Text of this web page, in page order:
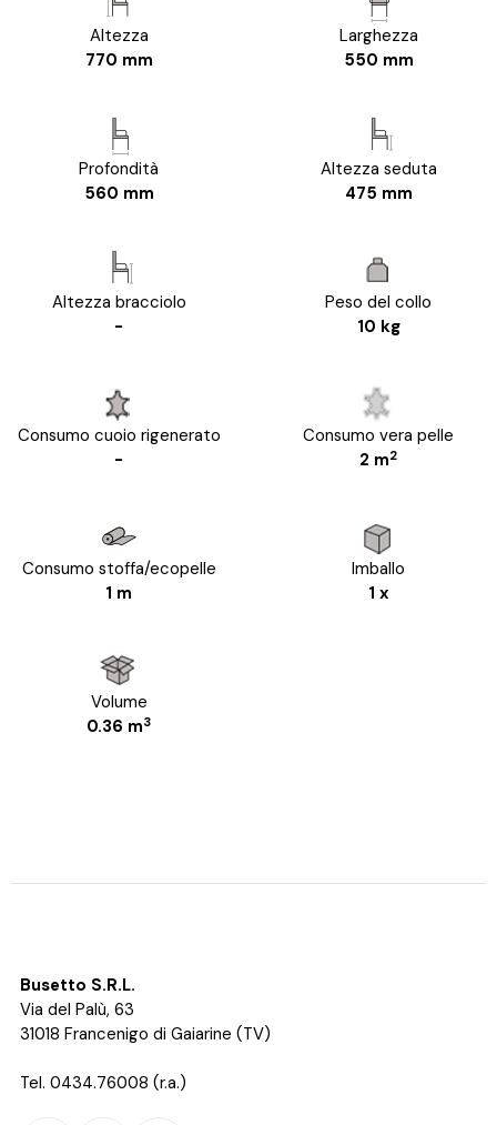
Altezza
770 mm
Larghezza
550 mm
Profondità
560 mm
Altezza seduta
475 mm
Altezza bracciolo
-
Peso del collo
10 kg
Consumo cuoio rigenerato
-
Consumo vera pelle
2 m2
Consumo stoffa/ecopelle
1 m
Imballo
1 x
Volume
0.36 m3
Busetto S.R.L.
Via del Palù, 63
31018 Francenigo di Gaiarine (TV)
Tel. 0434.76008 (r.a.)